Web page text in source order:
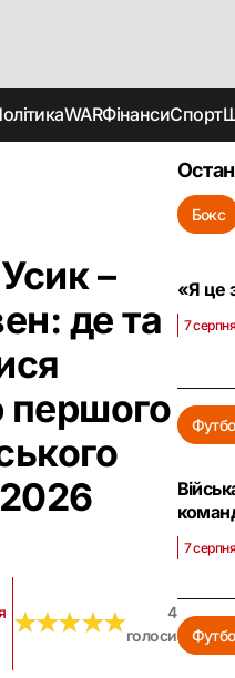
WARФінансиСпорт
–
де та
першого
★★★★★
★★★★★
4
голоси
Бокс
«Я це
7
7